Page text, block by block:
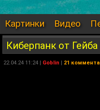
Картинки Видео
Киберпанк от
22.04.24 11:24 | Goblin | 21